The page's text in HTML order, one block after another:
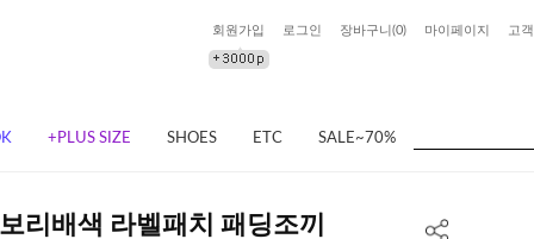
회원가입 로그인 장바구니(0) 마이페이지 고
+PLUS SIZE SHOES ETC SALE~70%
리배색 라벨패치 패딩조끼